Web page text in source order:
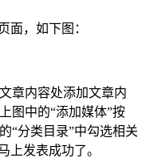
面，如下图：
章内容处添加文章内
图中的“添加媒体”按
“分类目录”中勾选相关
上发表成功了。